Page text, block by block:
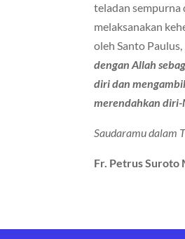
teladan sempurna
melaksanakan
oleh Santo Paulus,
dengan Allah
diri dan
merendahkan diri-
Saudaramu dalam
Fr. Petrus Suroto